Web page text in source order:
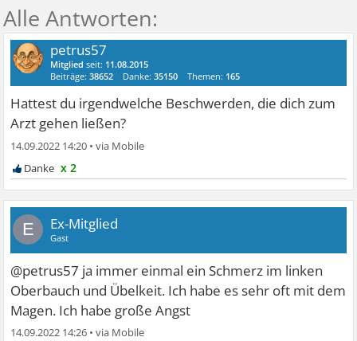
petrus57
Mitglied seit: 11.08.2015
Beiträge:38652 Danke:35150 Themen: 165
Hattest du irgendwelche Beschwerden, die dich zum
Arzt gehen ließen?
14.09.2022 14:20 •
x 2
E Ex-Mitglied
Gast
@petrus57 ja immer einmal ein Schmerz im linken
Oberbauch und Übelkeit. Ich habe es sehr oft mit dem
Magen. Ich habe große Angst
14.09.2022 14:26 •